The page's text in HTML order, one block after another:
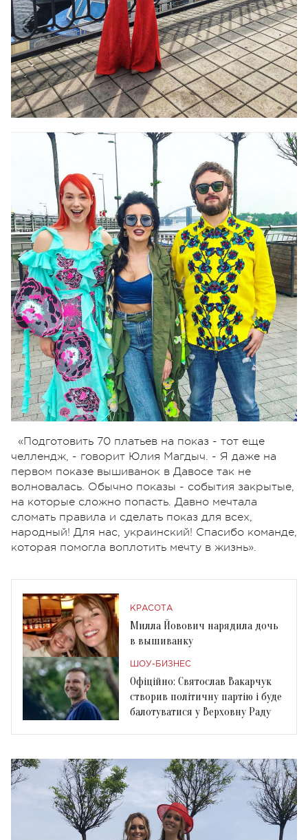
«Подготовить 70 платьев на показ - тот еще
челлендж, - говорит Юлия Магдыч. - Я даже на
первом показе вышиванок в Давосе так не
волновалась. Обычно показы - события закрытые,
на которые сложно попасть. Давно мечтала
сломать правила и сделать показ для всех,
народный! Для нас, украинский! Спасибо команде,
которая помогла воплотить мечту в жизнь».
КРАСОТА
Милла Йовович нарядила дочь
в вышиванку
ШОУ-БИЗНЕС
Офіційно: Святослав Вакарчук
створив політичну партію і буде
балотуватися у Верховну Раду